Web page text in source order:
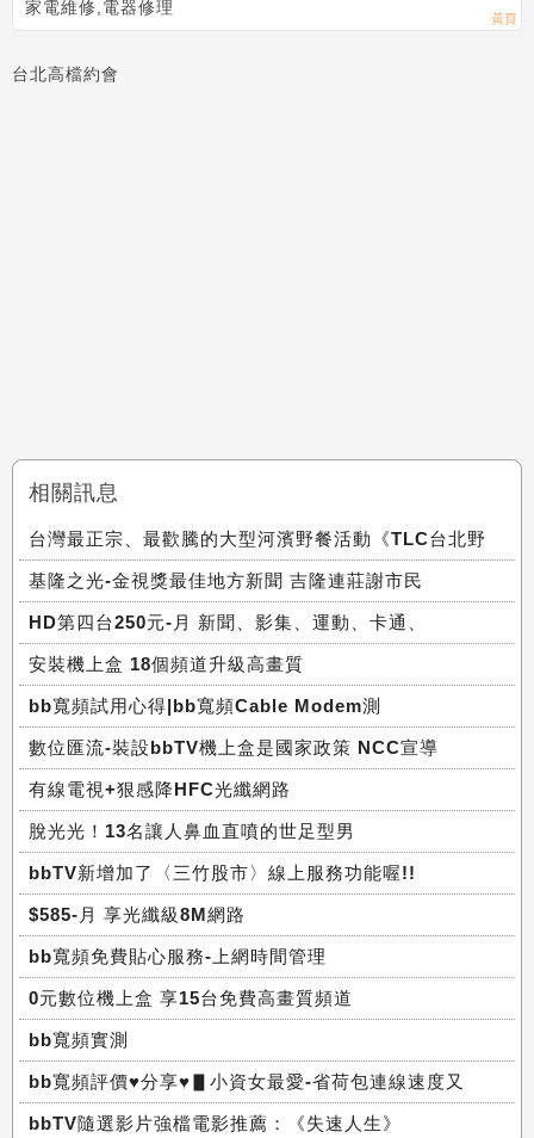
家電維修,電器修理
台北高檔約會
相關訊息
台灣最正宗、最歡騰的大型河濱野餐活動《TLC台北野
基隆之光-金視獎最佳地方新聞 吉隆連莊謝市民
HD第四台250元-月 新聞、影集、運動、卡通、
安裝機上盒 18個頻道升級高畫質
bb寬頻試用心得|bb寬頻Cable Modem測
數位匯流-裝設bbTV機上盒是國家政策 NCC宣導
有線電視+狠感降HFC光纖網路
脫光光！13名讓人鼻血直噴的世足型男
bbTV新增加了〈三竹股市〉線上服務功能喔!!
$585-月 享光纖級8M網路
bb寬頻免費貼心服務-上網時間管理
0元數位機上盒 享15台免費高畫質頻道
bb寬頻實測
bb寬頻評價♥分享♥▋小資女最愛-省荷包連線速度又
bbTV隨選影片強檔電影推薦：《失速人生》